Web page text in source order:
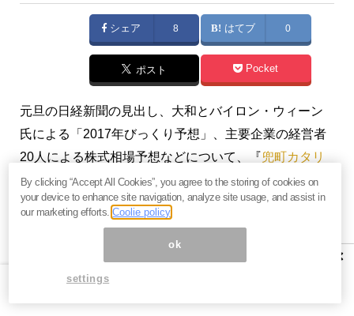
シェア 8 はてブ 0
ポスト Pocket
元旦の日経新聞の見出し、大和とバイロン・ウィーン
氏による「2017年びっくり予想」、主要企業の経営者
20人による株式相場予想などについて、『兜町カタリ
スト』の櫻井英明さんが解説します。
2017年びっくり予想、経営者が占
う「有望銘柄」ほか展望まとめ
×
By clicking “Accept All Cookies”, you agree to the storing of cookies on
your device to enhance site navigation, analyze site usage, and assist in
our marketing efforts.Coolie policy
ok
settings